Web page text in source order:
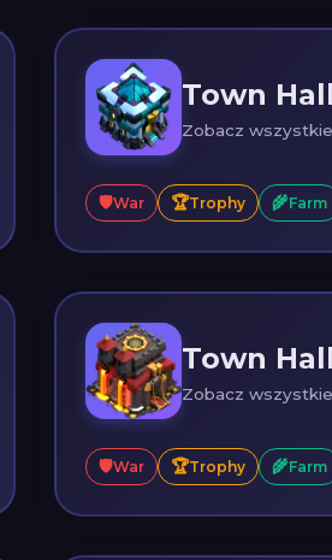
Town
Zobacz
🛡️War 🏆Trophy 🌾Farm
Town
Zobacz
🛡️War 🏆Trophy 🌾Farm